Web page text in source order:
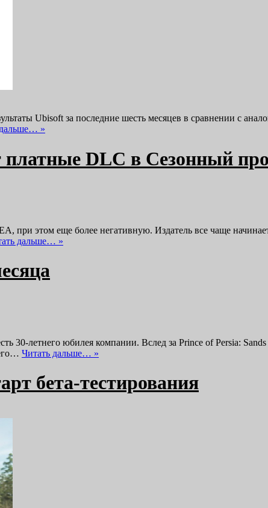
Ubisoft за последние шесть месяцев в сравнении с
»
платные DLC в Сезонный
при этом еще более негативную. Издатель все чаще
дальше… »
30-летнего юбилея компании. Вслед за Prince of Persia:
Читать дальше… »
бета-тестирования